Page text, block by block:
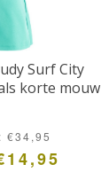
Surf City
korte mouw
€34,95
14,95